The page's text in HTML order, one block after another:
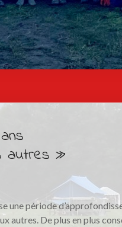
autres »
une période
autres. De plus en plus